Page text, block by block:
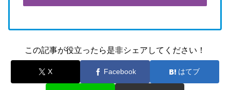
この記事が役立ったら是非シェアしてください！
X Facebook はてブ